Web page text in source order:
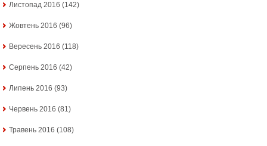
Листопад 2016 (142)
Жовтень 2016 (96)
Вересень 2016 (118)
Серпень 2016 (42)
Липень 2016 (93)
Червень 2016 (81)
Травень 2016 (108)